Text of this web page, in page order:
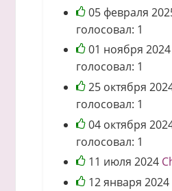
05 февраля
голосовал: 1
01 ноября 2024
голосовал: 1
25 октября
голосовал: 1
04 октября
голосовал: 1
11 июля 2024
12 января 2024